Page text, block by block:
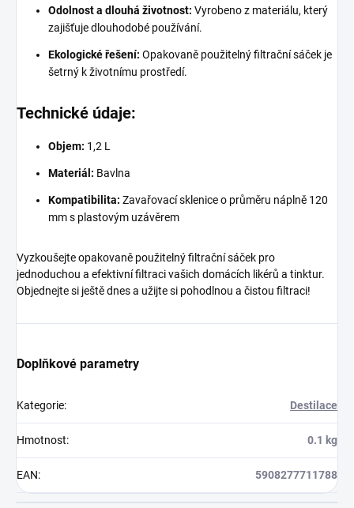
Odolnost a dlouhá životnost: Vyrobeno z materiálu, který
zajišťuje dlouhodobé používání.
Ekologické řešení: Opakovaně použitelný filtrační sáček je
šetrný k životnímu prostředí.
Technické údaje:
Objem: 1,2 L
Materiál: Bavlna
Kompatibilita: Zavařovací sklenice o průměru náplně 120
mm s plastovým uzávěrem
Vyzkoušejte opakovaně použitelný filtrační sáček pro
jednoduchou a efektivní filtraci vašich domácích likérů a tinktur.
Objednejte si ještě dnes a užijte si pohodlnou a čistou filtraci!
Doplňkové parametry
Kategorie: Destilace
Hmotnost: 0.1 kg
EAN: 5908277711788